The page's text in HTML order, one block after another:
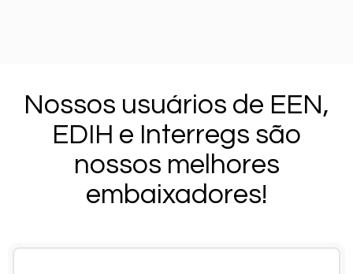
Nossos usuários de EEN,
EDIH e Interregs são
nossos melhores
embaixadores!